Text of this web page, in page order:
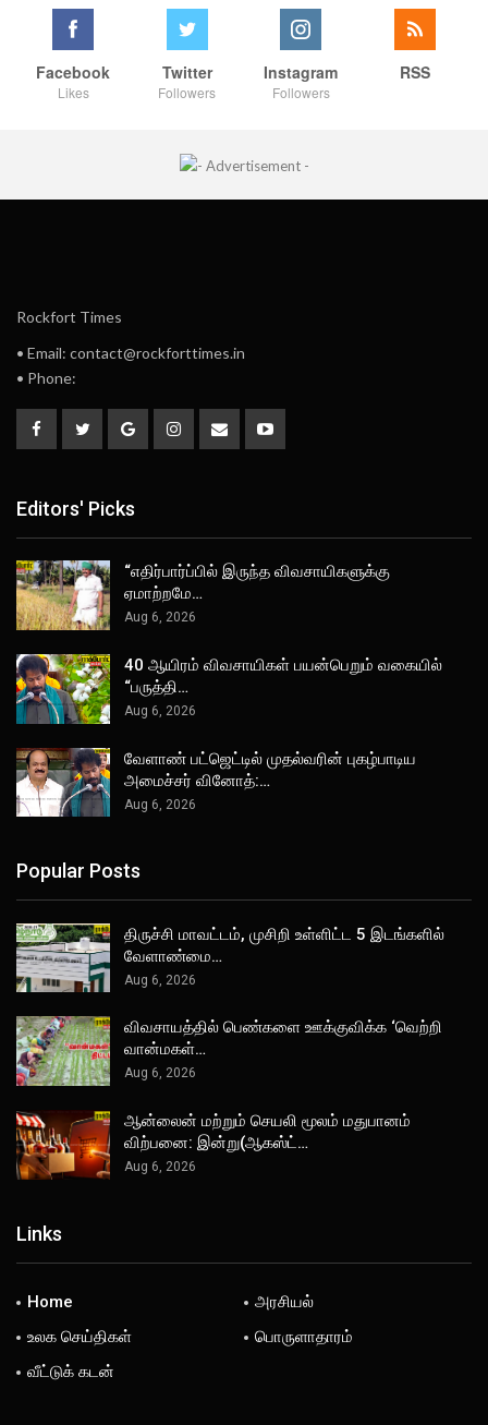
Facebook
Likes
Twitter
Followers
Instagram
Followers
RSS
Rockfort Times
• Email: contact@rockforttimes.in
• Phone:
Editors' Picks
“எதிர்பார்ப்பில் இருந்த விவசாயிகளுக்கு
ஏமாற்றமே…
Aug 6, 2026
40 ஆயிரம் விவசாயிகள் பயன்பெறும் வகையில்
“பருத்தி…
Aug 6, 2026
வேளாண் பட்ஜெட்டில் முதல்வரின் புகழ்பாடிய
அமைச்சர் வினோத்:…
Aug 6, 2026
Popular Posts
திருச்சி மாவட்டம், முசிறி உள்ளிட்ட 5 இடங்களில்
வேளாண்மை…
Aug 6, 2026
விவசாயத்தில் பெண்களை ஊக்குவிக்க ‘வெற்றி
வான்மகள்…
Aug 6, 2026
ஆன்லைன் மற்றும் செயலி மூலம் மதுபானம்
விற்பனை: இன்று(ஆகஸ்ட்…
Aug 6, 2026
Links
Home
அரசியல்
உலக செய்திகள்
பொருளாதாரம்
வீட்டுக் கடன்